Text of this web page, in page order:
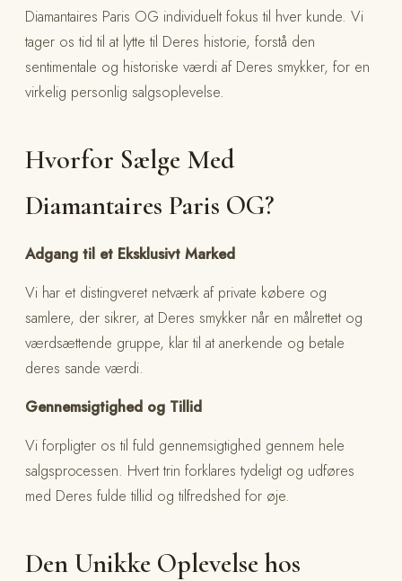
Diamantaires Paris OG individuelt fokus til hver kunde. Vi
tager os tid til at lytte til Deres historie, forstå den
sentimentale og historiske værdi af Deres smykker, for en
virkelig personlig salgsoplevelse.
Hvorfor Sælge Med
Diamantaires Paris OG?
Adgang til et Eksklusivt Marked
Vi har et distingveret netværk af private købere og
samlere, der sikrer, at Deres smykker når en målrettet og
værdsættende gruppe, klar til at anerkende og betale
deres sande værdi.
Gennemsigtighed og Tillid
Vi forpligter os til fuld gennemsigtighed gennem hele
salgsprocessen. Hvert trin forklares tydeligt og udføres
med Deres fulde tillid og tilfredshed for øje.
Den Unikke Oplevelse hos